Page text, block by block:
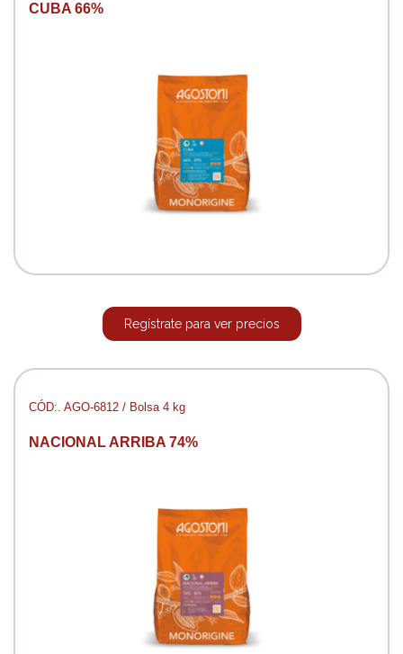
CUBA 66%
Regístrate para ver precios
CÓD:. AGO-6812 / Bolsa 4 kg
NACIONAL ARRIBA 74%